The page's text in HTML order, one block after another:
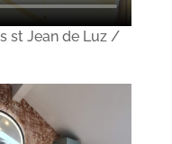
st Jean de Luz /